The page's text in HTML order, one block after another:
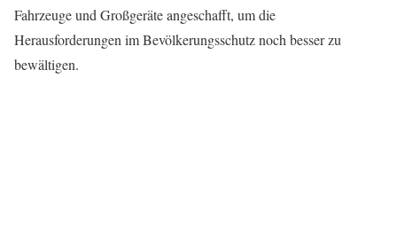
Fahrzeuge und Großgeräte angeschafft, um die
Herausforderungen im Bevölkerungsschutz noch besser zu
bewältigen.